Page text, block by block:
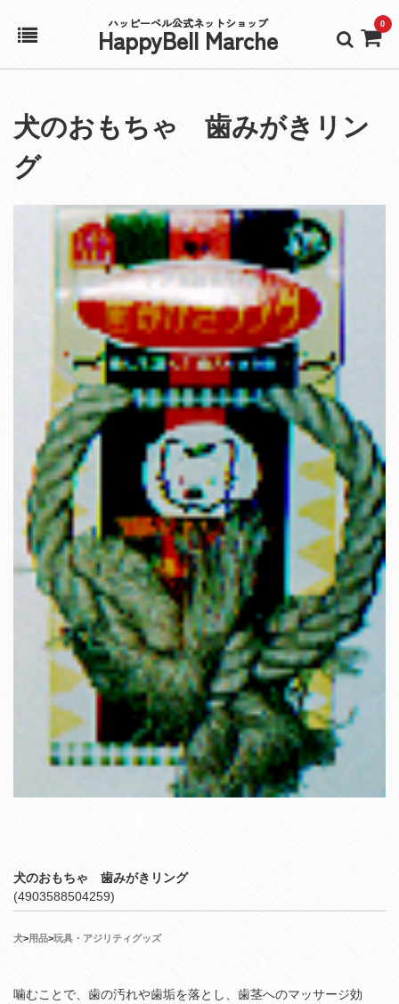
ハッピーベル公式ネットショップ
HappyBell Marche 0
アカウント
カート
犬のおもちゃ 歯みがきリン
グ
犬のおもちゃ 歯みがきリング
(4903588504259)
犬>用品>玩具・アジリティグッズ
噛むことで、歯の汚れや歯垢を落とし、歯茎へのマッサージ効